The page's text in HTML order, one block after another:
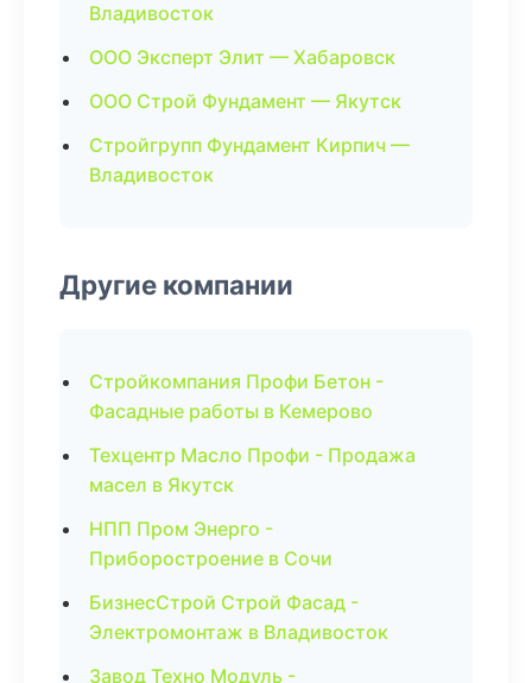
Владивосток
ООО Эксперт Элит — Хабаровск
ООО Строй Фундамент — Якутск
Стройгрупп Фундамент Кирпич —
Владивосток
Другие компании
Стройкомпания Профи Бетон -
Фасадные работы в Кемерово
Техцентр Масло Профи - Продажа
масел в Якутск
НПП Пром Энерго -
Приборостроение в Сочи
БизнесСтрой Строй Фасад -
Электромонтаж в Владивосток
Завод Техно Модуль -